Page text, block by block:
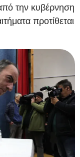
την κυβέρνηση
προτίθεται